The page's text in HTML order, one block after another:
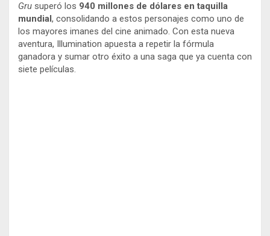
Gru superó los 940 millones de dólares en taquilla
mundial , consolidando a estos personajes como uno de
los mayores imanes del cine animado. Con esta nueva
aventura, Illumination apuesta a repetir la fórmula
ganadora y sumar otro éxito a una saga que ya cuenta con
siete películas.